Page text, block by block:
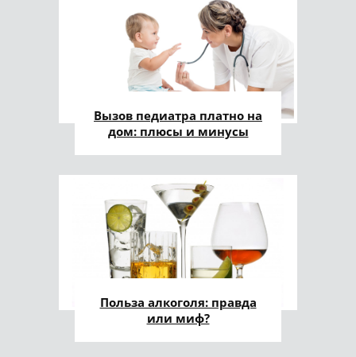
Вызов педиатра платно на
дом: плюсы и минусы
Польза алкоголя: правда
или миф?